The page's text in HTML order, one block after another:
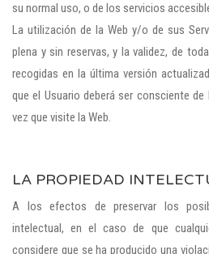
su normal uso, o de los servicios
La utilización de la Web y/o de sus
plena y sin reservas, y la validez, de
recogidas en la última versión
que el Usuario deberá ser consciente
vez que visite la Web.
LA PROPIEDAD
A los efectos de preservar los
intelectual, en el caso de que
considere que se ha producido una